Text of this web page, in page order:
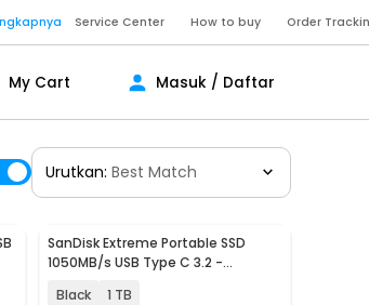
Service Center How to buy Order
My Cart Masuk / Daftar
Urutkan: Best Match
SanDisk Extreme Portable SSD
1050MB/s USB Type C 3.2 -
Black 1 TB